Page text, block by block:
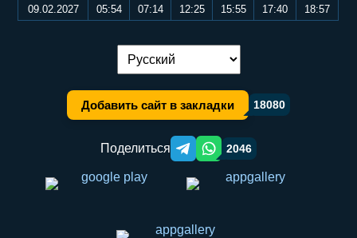
09.02.2027
05:54 07:14 12:25 15:55 17:40 18:57
Переключение языка:
Добавить сайт в закладки 18080
Поделиться Telegram orqali ulashish
WhatsApp orqali ulashish
2046